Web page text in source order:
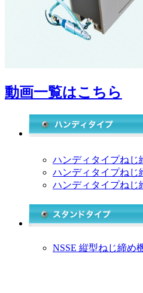
動画一覧はこちら
ハンディタイプねじ
ハンディタイプね
ハンディタイプねじ
NSSE 縦型ねじ締め